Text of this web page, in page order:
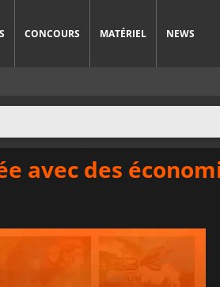
CONCOURS MATÉRIEL NEWS
avec des